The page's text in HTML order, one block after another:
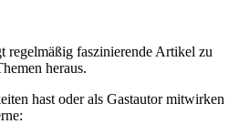
regelmäßig faszinierende Artikel zu
heraus.
hast oder als Gastautor mitwirken